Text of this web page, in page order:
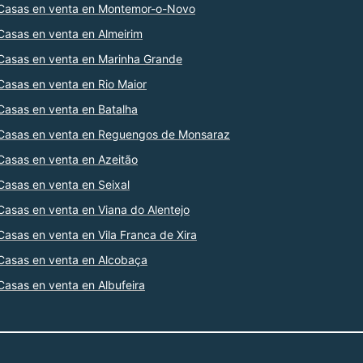
en venta en Montemor-o-Novo
en venta en Almeirim
en venta en Marinha Grande
en venta en Rio Maior
en venta en Batalha
en venta en Reguengos de Monsaraz
en venta en Azeitão
en venta en Seixal
en venta en Viana do Alentejo
en venta en Vila Franca de Xira
en venta en Alcobaça
en venta en Albufeira